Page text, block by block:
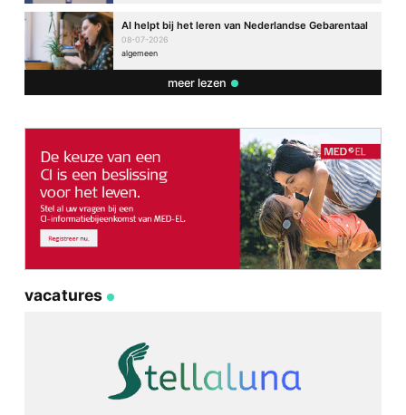
AI helpt bij het leren van Nederlandse Gebarentaal
08-07-2026
algemeen
meer lezen
vacatures